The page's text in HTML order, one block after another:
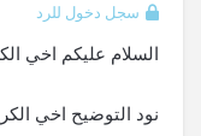
سجل دخول للرد
السلام عليكم اخي
نود التوضيح اخي